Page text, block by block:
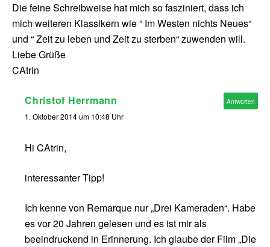
Die feine Schreibweise hat mich so fasziniert, dass ich
mich weiteren Klassikern wie “ Im Westen nichts Neues“
und “ Zeit zu leben und Zeit zu sterben“ zuwenden will.
Liebe Grüße
CAtrin
Christof Herrmann
1. Oktober 2014 um 10:48 Uhr
Hi CAtrin,
interessanter Tipp!
Ich kenne von Remarque nur „Drei Kameraden“. Habe
es vor 20 Jahren gelesen und es ist mir als
beeindruckend in Erinnerung. Ich glaube der Film „Die
Antworten